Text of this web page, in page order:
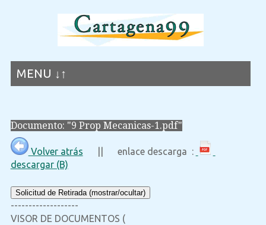
MENU ↓↑
Documento: "9 Prop Mecanicas-1.pdf"
Volver atrás || enlace descarga :
descargar (B)
Solicitud de Retirada (mostrar/ocultar)
-------------------
VISOR DE DOCUMENTOS (